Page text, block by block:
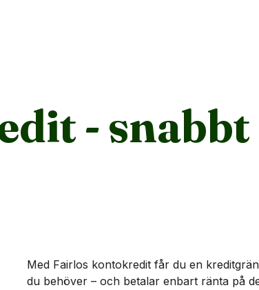
- snabbt
Med Fairlos kontokredit får du en
du behöver – och betalar enbart ränta på